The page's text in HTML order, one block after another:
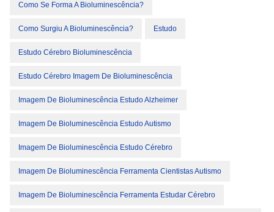
Como Se Forma A Bioluminescência?
Como Surgiu A Bioluminescência? Estudo
Estudo Cérebro Bioluminescência
Estudo Cérebro Imagem De Bioluminescência
Imagem De Bioluminescência Estudo Alzheimer
Imagem De Bioluminescência Estudo Autismo
Imagem De Bioluminescência Estudo Cérebro
Imagem De Bioluminescência Ferramenta Cientistas Autismo
Imagem De Bioluminescência Ferramenta Estudar Cérebro